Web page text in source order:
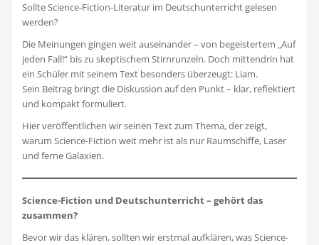
Sollte Science-Fiction-Literatur im Deutschunterricht gelesen
werden?
Die Meinungen gingen weit auseinander – von begeistertem „Auf
jeden Fall!“ bis zu skeptischem Stirnrunzeln. Doch mittendrin hat
ein Schüler mit seinem Text besonders überzeugt: Liam.
Sein Beitrag bringt die Diskussion auf den Punkt – klar, reflektiert
und kompakt formuliert.
Hier veröffentlichen wir seinen Text zum Thema, der zeigt,
warum Science-Fiction weit mehr ist als nur Raumschiffe, Laser
und ferne Galaxien.
Science-Fiction und Deutschunterricht – gehört das
zusammen?
Bevor wir das klären, sollten wir erstmal aufklären, was Science-